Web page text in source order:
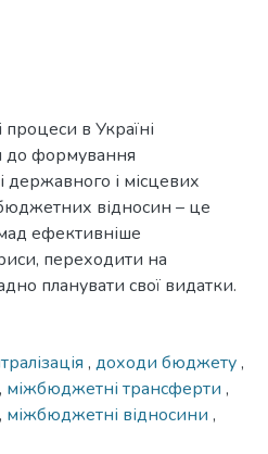
в Україні
до формування
державного і місцевих
відносин – це
ефективніше
переходити на
планувати свої видатки.
, доходи бюджету,
, міжбюджетні трансферти ,
, міжбюджетні відносини ,